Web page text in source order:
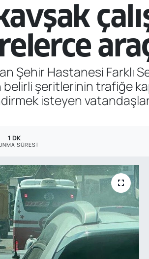
Şehir Hastanesi Farklı
şeritlerinin trafiğe
isteyen
1 DK
SÜRESI